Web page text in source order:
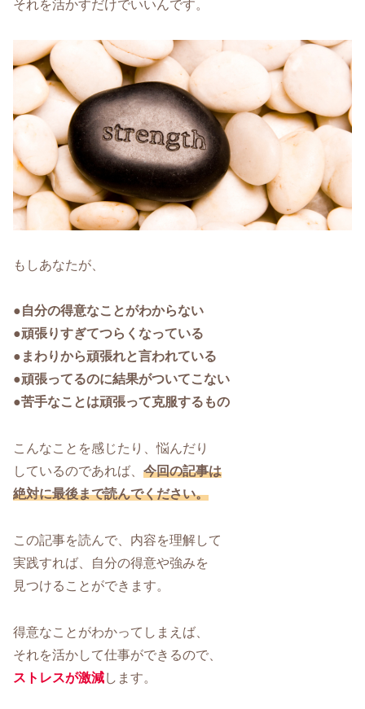
それを活かすだけでいいんです。
もしあなたが、
●自分の得意なことがわからない
●頑張りすぎてつらくなっている
●まわりから頑張れと言われている
●頑張ってるのに結果がついてこない
●苦手なことは頑張って克服するもの
こんなことを感じたり、悩んだり
しているのであれば、 今回の記事は
絶対に最後まで読んでください。
この記事を読んで、内容を理解して
実践すれば、自分の得意や強みを
見つけることができます。
得意なことがわかってしまえば、
それを活かして仕事ができるので、
ストレスが激減します。